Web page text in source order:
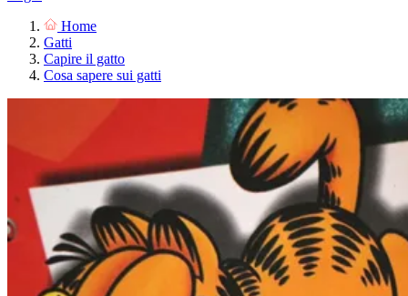
Home
Gatti
Capire il gatto
Cosa sapere sui gatti